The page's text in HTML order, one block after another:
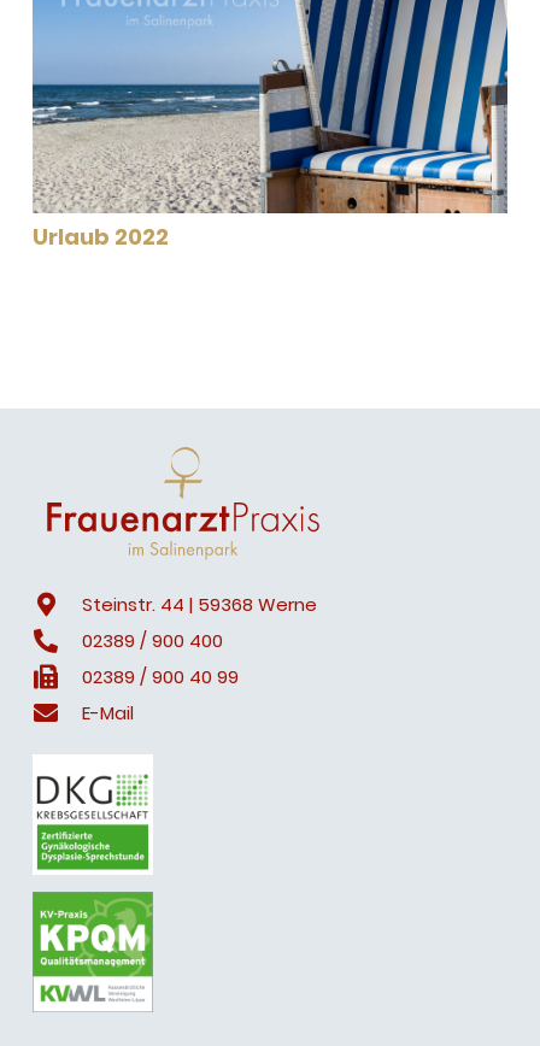
Urlaub 2022
Steinstr. 44 | 59368 Werne
02389 / 900 400
02389 / 900 40 99
E-Mail